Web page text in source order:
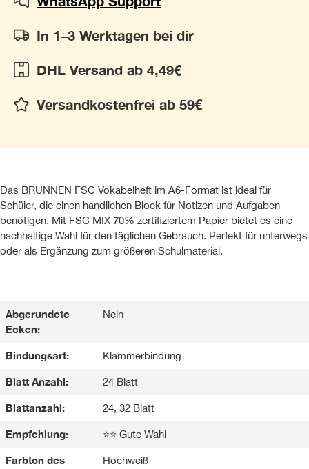
In 1–3 Werktagen bei dir
DHL Versand ab 4,49€
Versandkostenfrei ab 59€
Das BRUNNEN FSC Vokabelheft im A6-Format ist ideal für
Schüler, die einen handlichen Block für Notizen und Aufgaben
benötigen. Mit FSC MIX 70% zertifiziertem Papier bietet es eine
nachhaltige Wahl für den täglichen Gebrauch. Perfekt für unterwegs
oder als Ergänzung zum größeren Schulmaterial.
Abgerundete
Ecken:
Nein
Bindungsart: Klammerbindung
Blatt Anzahl: 24 Blatt
Blattanzahl: 24, 32 Blatt
Empfehlung: ⭐⭐ Gute Wahl
Farbton des
Hochweiß